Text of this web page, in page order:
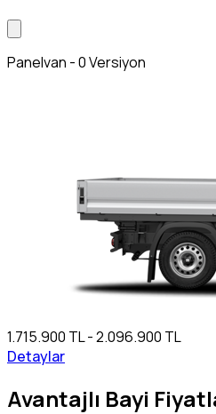
Panelvan - 0 Versiyon
1.715.900 TL - 2.096.900 TL
Detaylar
Avantajlı Bayi